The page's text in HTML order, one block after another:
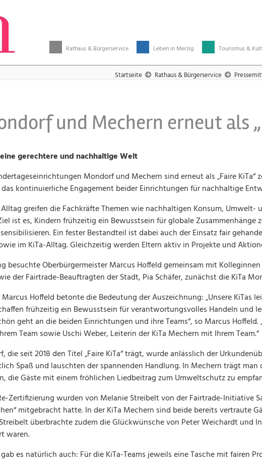
Rathaus & Bürgerservice Leben in Merzig Tourismus &
Startseite Rathaus & Bürgerservice
und Mechern erneut als
gerechtere und nachhaltige Welt
Mondorf und Mechern sind erneut als „Faire
kontinuierliche Engagement beider Einrichtungen für nachhaltige
greifen die Fachkräfte Themen wie nachhaltigen Konsum,
ist es, Kindern frühzeitig ein Bewusstsein für globale
Ein fester Bestandteil ist dabei auch der Einsatz fair
im KiTa-Alltag. Gleichzeitig werden Eltern aktiv in Projekte und
besuchte Oberbürgermeister Marcus Hoffeld gemeinsam mit
der Fairtrade-Beauftragten der Stadt, Pia Schäfer, zunächst die KiTa
Hoffeld betonte die Bedeutung der Auszeichnung: „Unsere
frühzeitig ein Bewusstsein für verantwortungsvolles Handeln und
geht an die beiden Einrichtungen und ihre Teams“, so Marcus
Team sowie Uschi Weber, Leiterin der KiTa Mechern mit Ihrem Team.“
die seit 2018 den Titel „Faire KiTa“ trägt, wurde anlässlich der
Spaß und lauschten der spannenden Handlung. In Mechern trägt
die Gäste mit einem fröhlichen Liedbeitrag zum Umweltschutz zu
Zertifizierung wurden von Melanie Streibelt von der Fairtrade-Initiative
mitgebracht hatte. In der KiTa Mechern sind beide bereits vertraute
überbrachte zudem die Glückwünsche von Peter Weichardt und
waren.
es natürlich auch: Für die KiTa-Teams jeweils eine Tasche mit fairen